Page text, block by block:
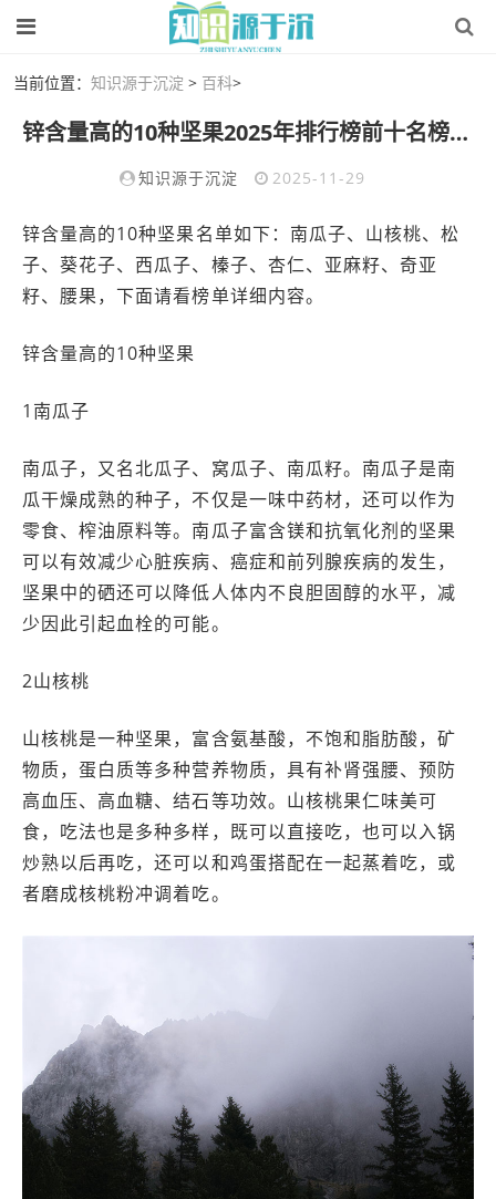
当前位置： 知识源于沉淀 > 百科>
锌含量高的10种坚果2025年排行榜前十名榜单出炉
知识源于沉淀 2025-11-29
锌含量高的10种坚果名单如下：南瓜子、山核桃、松
子、葵花子、西瓜子、榛子、杏仁、亚麻籽、奇亚
籽、腰果，下面请看榜单详细内容。
锌含量高的10种坚果
1南瓜子
南瓜子，又名北瓜子、窝瓜子、南瓜籽。南瓜子是南
瓜干燥成熟的种子，不仅是一味中药材，还可以作为
零食、榨油原料等。南瓜子富含镁和抗氧化剂的坚果
可以有效减少心脏疾病、癌症和前列腺疾病的发生，
坚果中的硒还可以降低人体内不良胆固醇的水平，减
少因此引起血栓的可能。
2山核桃
山核桃是一种坚果，富含氨基酸，不饱和脂肪酸，矿
物质，蛋白质等多种营养物质，具有补肾强腰、预防
高血压、高血糖、结石等功效。山核桃果仁味美可
食，吃法也是多种多样，既可以直接吃，也可以入锅
炒熟以后再吃，还可以和鸡蛋搭配在一起蒸着吃，或
者磨成核桃粉冲调着吃。